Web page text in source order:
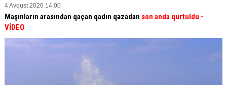
4 Avqust 2026 14:00
Maşınların arasından qaçan qadın qəzadan son anda qurtuldu -
VİDEO